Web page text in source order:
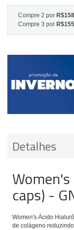
Compre 2 por
Compre 3 por
Detalhes
caps) -
Women's Ácido
de colágeno